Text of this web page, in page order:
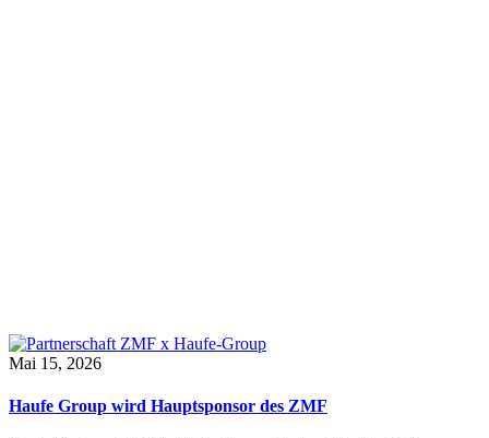
Mai 15, 2026
Haufe Group wird Hauptsponsor des ZMF